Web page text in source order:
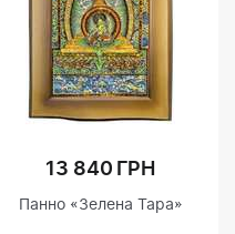
13 840 ГРН
Панно «Зелена Тара»